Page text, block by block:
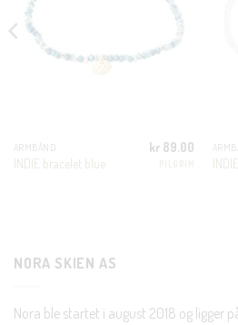
ARMBÅND
INDIE bracelet blue
kr 89.00
NORA SKIEN AS
Nora ble startet i august 2018 og ligger